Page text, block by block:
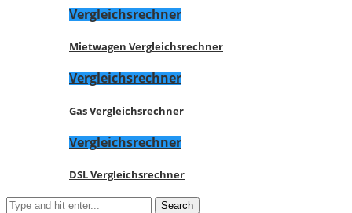
Vergleichsrechner
Mietwagen Vergleichsrechner
Vergleichsrechner
Gas Vergleichsrechner
Vergleichsrechner
DSL Vergleichsrechner